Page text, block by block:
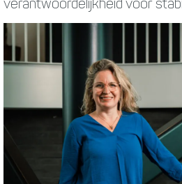
verantwoordelijkheid voor